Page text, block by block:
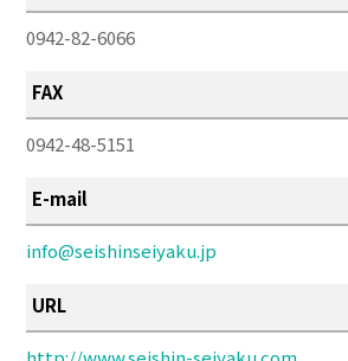
0942-82-6066
FAX
0942-48-5151
E-mail
info@seishinseiyaku.jp
URL